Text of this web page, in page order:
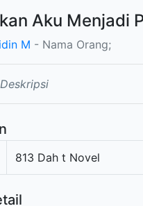
Aku Menjadi
M - Nama Orang;
813 Dah t Novel